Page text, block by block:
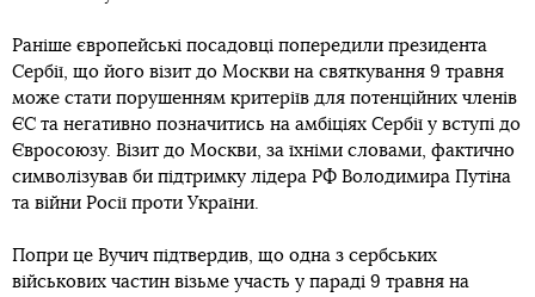
Раніше європейські посадовці попередили президента
Сербії, що його візит до Москви на святкування 9 травня
може стати порушенням критеріїв для потенційних членів
ЄС та негативно позначитись на амбіціях Сербії у вступі до
Євросоюзу. Візит до Москви, за їхніми словами, фактично
символізував би підтримку лідера РФ Володимира Путіна
та війни Росії проти України.
Попри це Вучич підтвердив, що одна з сербських
військових частин візьме участь у параді 9 травня на